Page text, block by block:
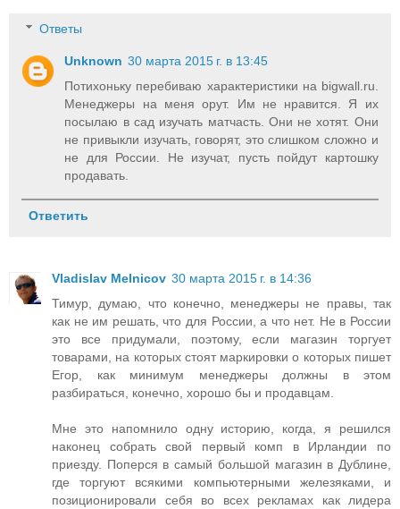
Ответы
Unknown 30 марта 2015 г. в 13:45
Потихоньку перебиваю характеристики на bigwall.ru.
Менеджеры на меня орут. Им не нравится. Я их
посылаю в сад изучать матчасть. Они не хотят. Они
не привыкли изучать, говорят, это слишком сложно и
не для России. Не изучат, пусть пойдут картошку
продавать.
Ответить
Vladislav Melnicov 30 марта 2015 г. в 14:36
Тимур, думаю, что конечно, менеджеры не правы, так
как не им решать, что для России, а что нет. Не в России
это все придумали, поэтому, если магазин торгует
товарами, на которых стоят маркировки о которых пишет
Егор, как минимум менеджеры должны в этом
разбираться, конечно, хорошо бы и продавцам.
Мне это напомнило одну историю, когда, я решился
наконец собрать свой первый комп в Ирландии по
приезду. Поперся в самый большой магазин в Дублине,
где торгуют всякими компьютерными железяками, и
позиционировали себя во всех рекламах как лидера